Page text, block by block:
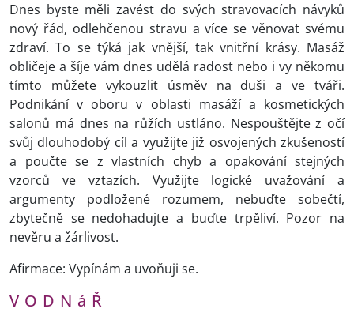
Dnes byste měli zavést do svých stravovacích návyků
nový řád, odlehčenou stravu a více se věnovat svému
zdraví. To se týká jak vnější, tak vnitřní krásy. Masáž
obličeje a šíje vám dnes udělá radost nebo i vy někomu
tímto můžete vykouzlit úsměv na duši a ve tváři.
Podnikání v oboru v oblasti masáží a kosmetických
salonů má dnes na růžích ustláno. Nespouštějte z očí
svůj dlouhodobý cíl a využijte již osvojených zkušeností
a poučte se z vlastních chyb a opakování stejných
vzorců ve vztazích. Využijte logické uvažování a
argumenty podložené rozumem, nebuďte sobečtí,
zbytečně se nedohadujte a buďte trpěliví. Pozor na
nevěru a žárlivost.
Afirmace: Vypínám a uvoňuji se.
V O D N á Ř